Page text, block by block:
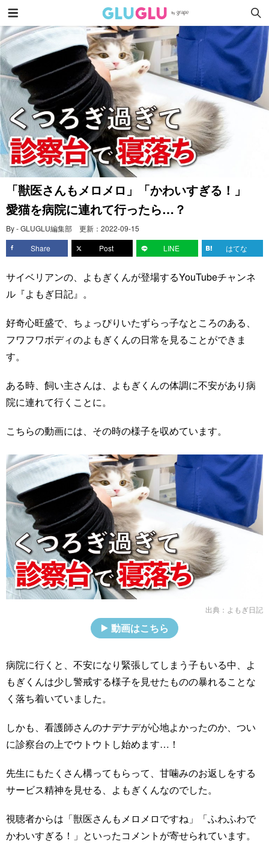
「獣医さんもメロメロ」「かわいすぎる！」
愛猫を病院に連れて行ったら…？
By - GLUGLU編集部 更新： 2022-09-15
Share
Post LINE はてな
サイベリアンの、よもぎくんが登場するYouTubeチャンネ
ル『よもぎ日記』。
好奇心旺盛で、ちょっぴりいたずらっ子なところのある、
フワフワボディのよもぎくんの日常を見ることができま
す。
ある時、飼い主さんは、よもぎくんの体調に不安があり病
院に連れて行くことに。
こちらの動画には、その時の様子を収めています。
出典： よもぎ日記
動画はこちら
病院に行くと、不安になり緊張してしまう子もいる中、よ
もぎくんは少し警戒する様子を見せたものの暴れることな
く落ち着いていました。
しかも、看護師さんのナデナデが心地よかったのか、つい
に診察台の上でウトウトし始めます…！
先生にもたくさん構ってもらって、甘噛みのお返しをする
サービス精神を見せる、よもぎくんなのでした。
視聴者からは「獣医さんもメロメロですね」「ふわふわで
かわいすぎる！」といったコメントが寄せられています。